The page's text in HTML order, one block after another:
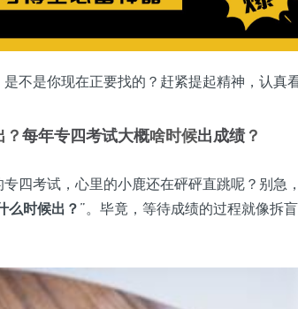
不是你现在正要找的？赶紧提起精神，认真
每年专四考试大概啥时候出成绩？
四考试，心里的小鹿还在砰砰直跳呢？别急
么时候出？ ”。毕竟，等待成绩的过程就像拆